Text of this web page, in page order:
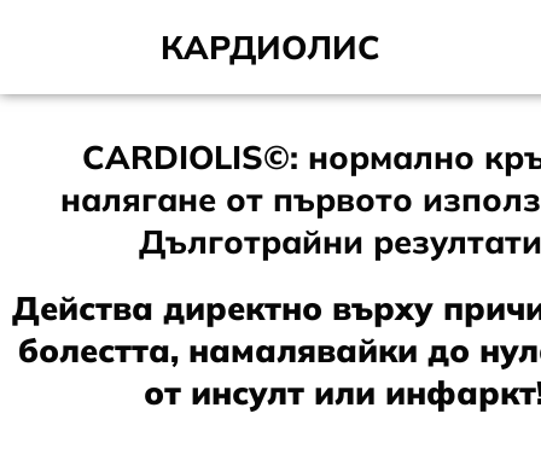
КАРДИОЛИС
CARDIOLIS©: нормално
налягане от първото
Дълготрайни
Действа директно върху
болестта, намалявайки до
от инсулт или